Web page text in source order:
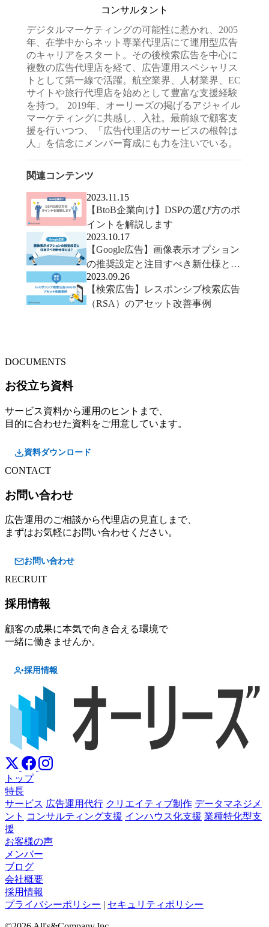
コンサルタント
デジタルマーケティングの可能性に惹かれ、2005
年、在学中からネット専業代理店にて運用型広告
のキャリアをスタート。その後検索広告を中心に
複数の広告代理店を経て、広告運用スペシャリス
トとして第一線で活躍。航空業界、人材業界、EC
サイトや旅行代理店を始めとして豊富な支援経験
を持つ。 2019年、オーリーズの掲げるアジャイル
マーケティングに共感し、入社。最前線で顧客支
援を行いつつ、「広告代理店のサービスの根幹は
人」を信念にメンバー育成にも力を注いでいる。
関連コンテンツ
2023.11.15
【BtoB企業向け】DSPの選び方のポ
イントを解説します
2023.10.17
【Google広告】画像表示オプション
の推奨設定と注目すべき新仕様と
は？
2023.09.26
【検索広告】レスポンシブ検索広告
（RSA）のアセット改善事例
DOCUMENTS
お役立ち資料
サービス資料から運用のヒントまで、
目的に合わせた資料をご用意しています。
資料ダウンロード
CONTACT
お問い合わせ
広告運用のご相談から代理店の見直しまで、
まずはお気軽にお問い合わせください。
お問い合わせ
RECRUIT
採用情報
顧客の成果に本気で向き合える環境で
一緒に働きませんか。
採用情報
トップ
特長
サービス 広告運用代行 クリエイティブ制作 データマネジメ
ント コンサルティング支援 インハウス化支援 業種特化型支
援
お客様の声
メンバー
ブログ
会社概要
採用情報
プライバシーポリシー | セキュリティポリシー